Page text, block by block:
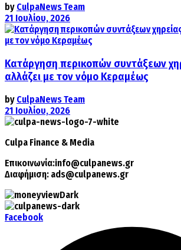
by CulpaNews Team
21 Ιουλίου, 2026
Κατάργηση περικοπών συντάξεων
αλλάζει με τον νόμο Κεραμέως
by CulpaNews Team
21 Ιουλίου, 2026
Culpa Finance & Media
Επικοινωνία:info@culpanews.gr
Διαφήμιση: ads@culpanews.gr
Facebook